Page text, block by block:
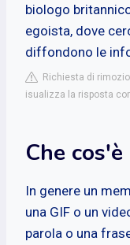
biologo
egoista, dove
diffondono le
Richiesta di
isualizza la risposta
Che
In genere un
una GIF o un
parola o una